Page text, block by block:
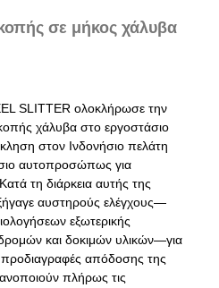
σε μήκος χάλυβα
SLITTER ολοκλήρωσε την
χάλυβα στο εργοστάσιο
στον Ινδονήσιο πελάτη
αυτοπροσώπως για
τη διάρκεια αυτής της
αυστηρούς ελέγχους—
εξωτερικής
και δοκιμών υλικών—για
προδιαγραφές απόδοσης της
πλήρως τις